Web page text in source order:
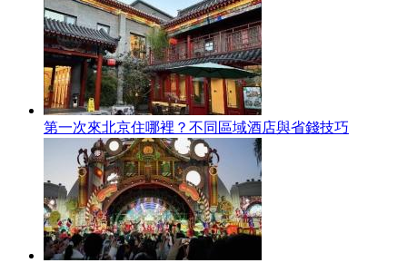
第一次來北京住哪裡？不同區域酒店與省錢技巧